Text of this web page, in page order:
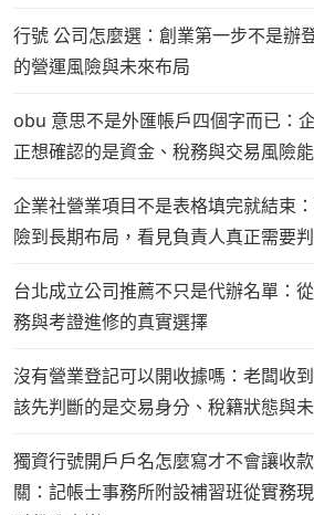
行號 公司怎麼選：創業第一步不是辦
的營運風險與未來布局
obu 意思不是外匯帳戶四個字而已：
正想確認的是資金、稅務與交易風險
企業社營業項目不是表格填完就結束
險到長期布局，看見負責人真正需要
台北成立公司推薦不只是代辦名單：
務與考證進修的真實選擇
沒有營業登記可以開收據嗎：老闆收
該先判斷的是交易身分、稅籍狀態與
獨資行號開戶戶名怎麼寫才不會讓收
關：記帳士事務所附設補習班從實務